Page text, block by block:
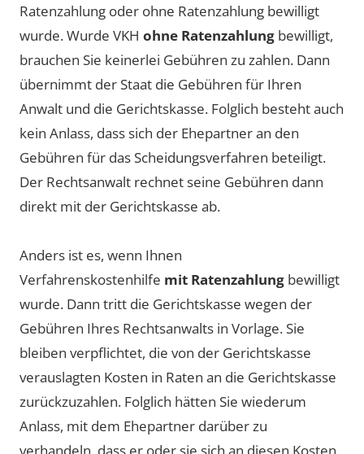
Ratenzahlung oder ohne Ratenzahlung bewilligt
wurde. Wurde VKH ohne Ratenzahlung bewilligt,
brauchen Sie keinerlei Gebühren zu zahlen. Dann
übernimmt der Staat die Gebühren für Ihren
Anwalt und die Gerichtskasse. Folglich besteht auch
kein Anlass, dass sich der Ehepartner an den
Gebühren für das Scheidungsverfahren beteiligt.
Der Rechtsanwalt rechnet seine Gebühren dann
direkt mit der Gerichtskasse ab.
Anders ist es, wenn Ihnen
Verfahrenskostenhilfe mit Ratenzahlung bewilligt
wurde. Dann tritt die Gerichtskasse wegen der
Gebühren Ihres Rechtsanwalts in Vorlage. Sie
bleiben verpflichtet, die von der Gerichtskasse
verauslagten Kosten in Raten an die Gerichtskasse
zurückzuzahlen. Folglich hätten Sie wiederum
Anlass, mit dem Ehepartner darüber zu
verhandeln, dass er oder sie sich an diesen Kosten